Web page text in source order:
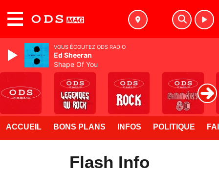
ACCUEIL BONS PLANS INFOS POLITIQUE
Flash Info
VOUS ÉCOUTEZ ODS RADIO
Ed Sheeran
Shape Of You